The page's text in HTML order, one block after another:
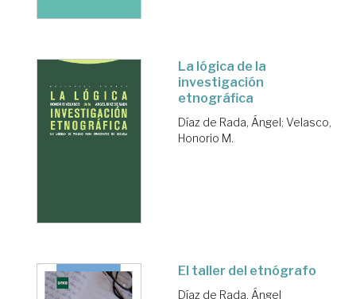
La lógica de la
investigación
etnográfica
Díaz de Rada, Ángel; Velasco,
Honorio M.
El taller del etnógrafo
Díaz de Rada, Ángel